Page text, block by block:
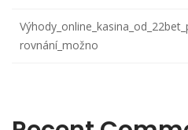
rovnání_možno